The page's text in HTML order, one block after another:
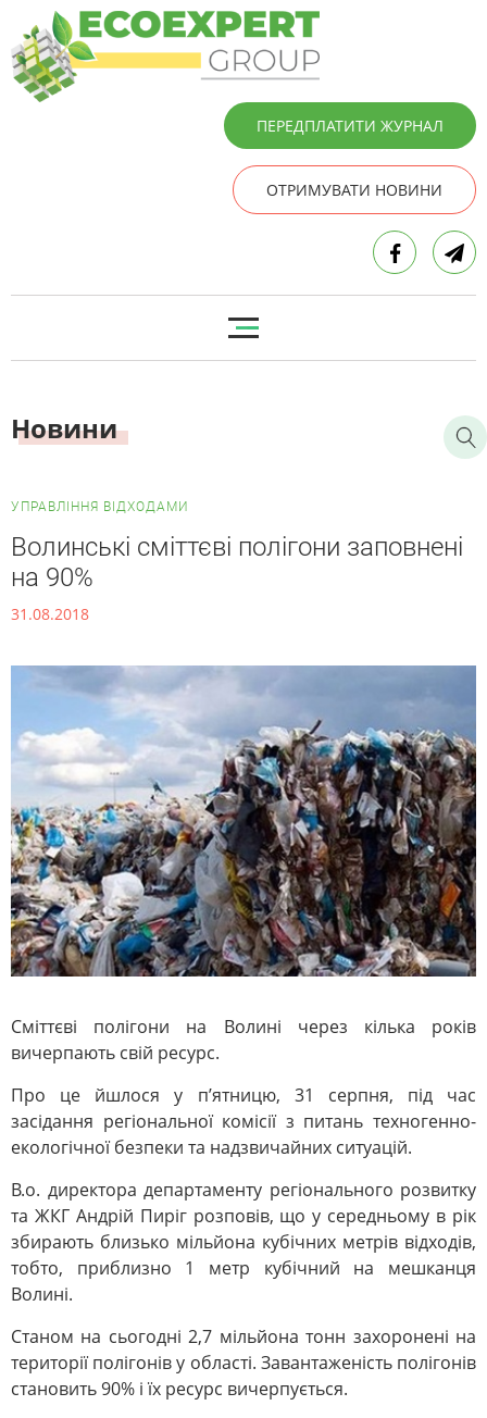
ПЕРЕДПЛАТИТИ ЖУРНАЛ
ОТРИМУВАТИ НОВИНИ
Новини
УПРАВЛІННЯ ВІДХОДАМИ
Волинські сміттєві полігони заповнені
на 90%
31.08.2018
Сміттєві полігони на Волині через кілька років
вичерпають свій ресурс.
Про це йшлося у п’ятницю, 31 серпня, під час
засідання регіональної комісії з питань техногенно-
екологічної безпеки та надзвичайних ситуацій.
В.о. директора департаменту регіонального розвитку
та ЖКГ Андрій Пиріг розповів, що у середньому в рік
збирають близько мільйона кубічних метрів відходів,
тобто, приблизно 1 метр кубічний на мешканця
Волині.
Станом на сьогодні 2,7 мільйона тонн захоронені на
території полігонів у області. Завантаженість полігонів
становить 90% і їх ресурс вичерпується.